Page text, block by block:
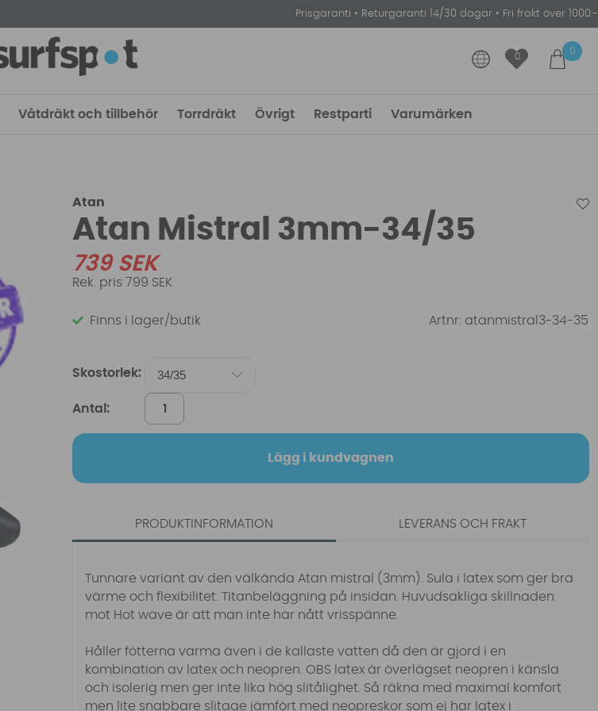
Prisgaranti • Returgaranti 14/30 dagar • Fri frakt över 1000:-
0
0
Våtdräkt och tillbehör Torrdräkt Övrigt Restparti Varumärken
Atan
Atan Mistral 3mm-34/35
739SEK
799 SEK
Finns i lager/butik Artnr: atanmistral3-34-35
Skostorlek:
Antal:
Lägg i kundvagnen
PRODUKTINFORMATION
Tunnare variant av den välkända Atan mistral (3mm). Sula i latex som ger bra
värme och flexibilitet. Titanbeläggning på insidan. Huvudsakliga skillnaden
mot Hot wave är att man inte har nått vrisspänne.
Håller fötterna varma även i de kallaste vatten då den är gjord i en
kombination av latex och neopren. OBS latex är överlägset neopren i känsla
och isolerig men ger inte lika hög slitålighet. Så räkna med maximal komfort
men lite snabbare slitage jämfört med neopreskor som ej har latex i
LEVERANS OCH FRAKT